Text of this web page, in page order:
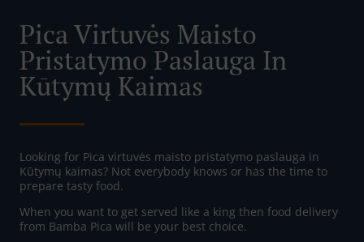
Pica Virtuvės Maisto
Pristatymo Paslauga In
Kūtymų Kaimas
Looking for Pica virtuvės maisto pristatymo paslauga in
Kūtymų kaimas? Not everybody knows or has the time to
prepare tasty food.
When you want to get served like a king then food delivery
from Bamba Pica will be your best choice.